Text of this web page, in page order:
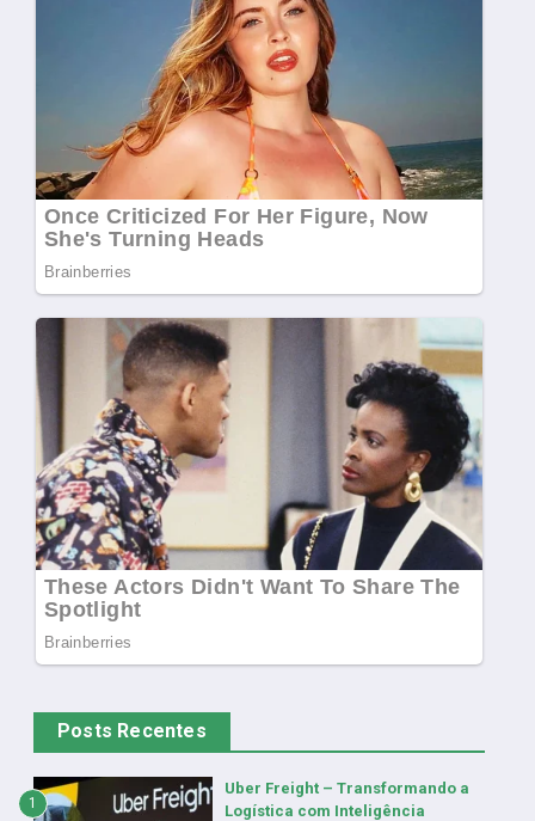
Posts Recentes
1
Uber Freight – Transformando a
Logística com Inteligência